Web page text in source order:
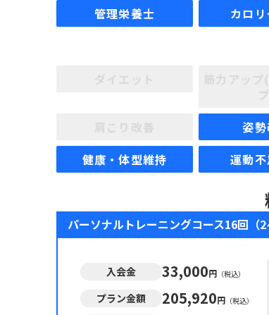
管理栄養士
カロ
姿
健康・体型維持
運動
パーソナルトレーニングコース16回（2
入会金 33,000円 （税込）
プラン金額 205,920円 （税込）